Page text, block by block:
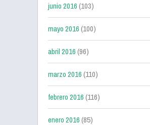
junio 2016(103)
mayo 2016(100)
abril 2016(96)
marzo 2016(110)
febrero 2016(116)
enero 2016(85)